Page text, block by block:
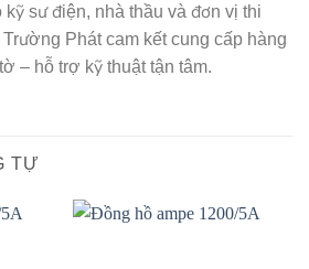
sư điện, nhà thầu và đơn vị thi
Phát cam kết cung cấp hàng
– hỗ trợ kỹ thuật tận tâm.
TỰ